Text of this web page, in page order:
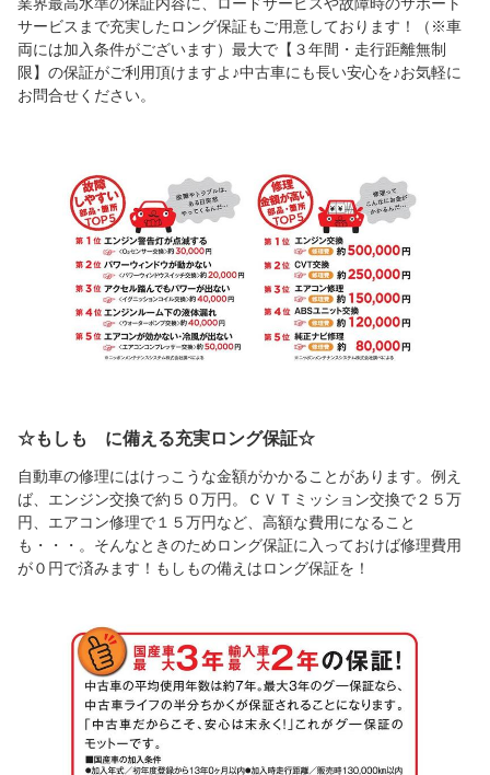
サービスまで充実したロング保証もご用意しております！（※車
両には加入条件がございます）最大で【３年間・走行距離無制
限】の保証がご利用頂けますよ♪中古車にも長い安心を♪お気軽に
お問合せください。
☆もしも に備える充実ロング保証☆
自動車の修理にはけっこうな金額がかかることがあります。例え
ば、エンジン交換で約５０万円。ＣＶＴミッション交換で２５万
円、エアコン修理で１５万円など、高額な費用になること
も・・・。そんなときのためロング保証に入っておけば修理費用
が０円で済みます！もしもの備えはロング保証を！